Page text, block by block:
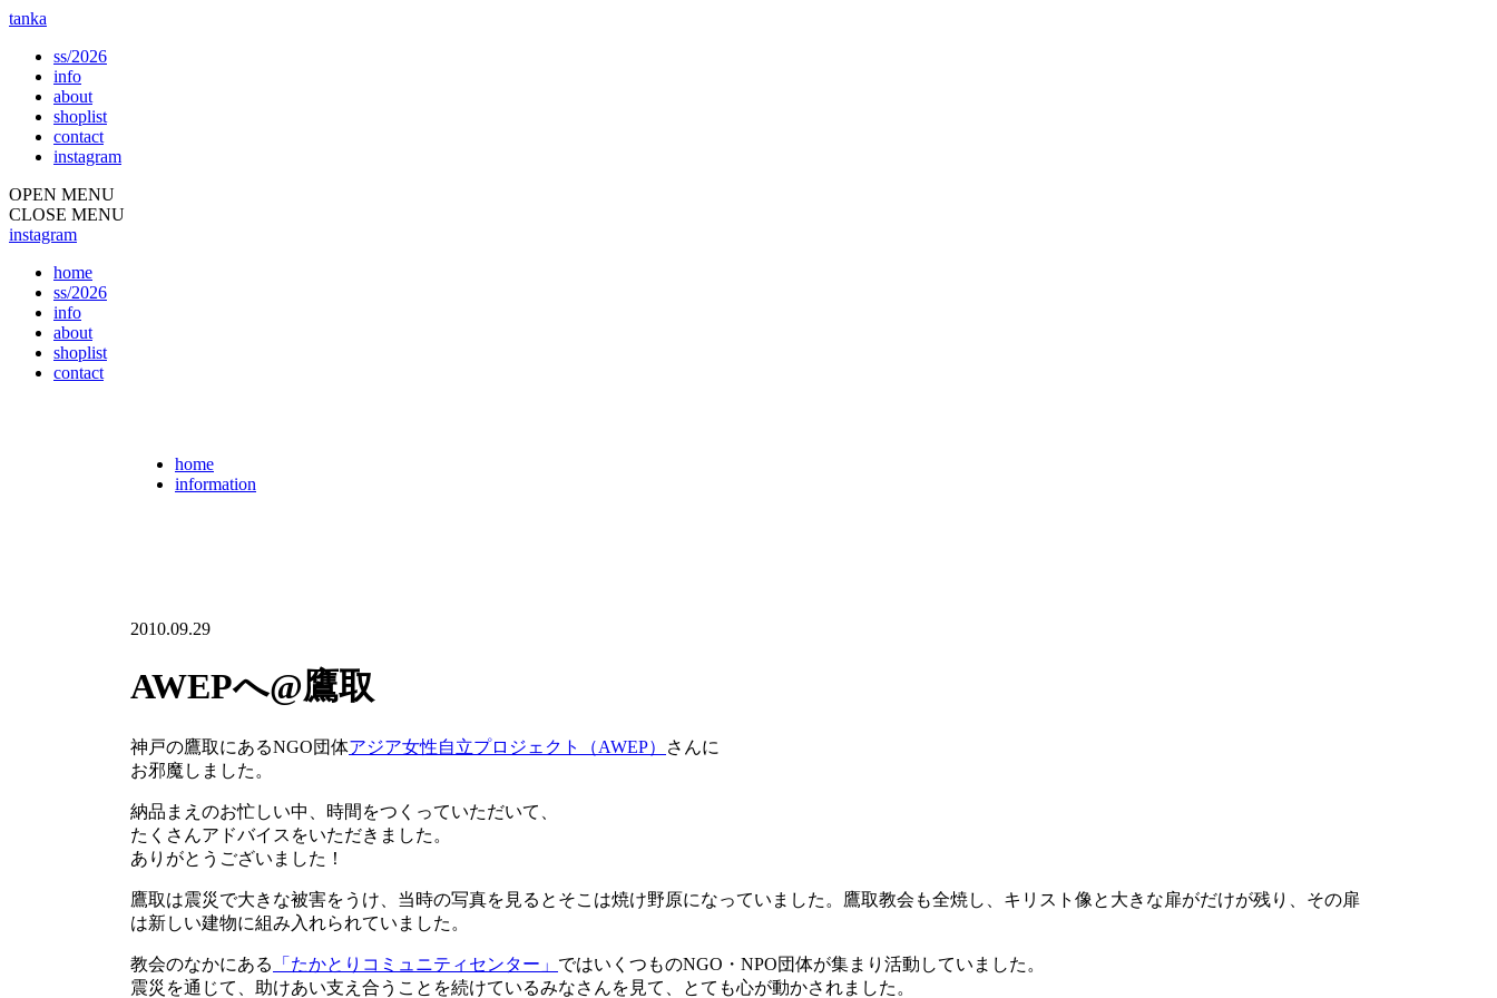
tanka
ss/2026
info
about
shoplist
contact
instagram
OPEN MENU
CLOSE MENU
instagram
home
ss/2026
info
about
shoplist
contact
home
information
2010.09.29
AWEPへ@鷹取
神戸の鷹取にあるNGO団体アジア女性自立プロジェクト（AWEP）
さんに
お邪魔しました。
納品まえのお忙しい中、時間をつくっていただいて、
たくさんアドバイスをいただきました。
ありがとうございました！
鷹取は震災で大きな被害をうけ、当時の写真を見るとそこは焼け野原になっていました。鷹取教会も全焼し、キリスト像と大きな扉がだけが残り、その扉
は新しい建物に組み入れられていました。
教会のなかにある 「たかとりコミュニティセンター」 ではいくつものNGO・NPO団体が集まり活動していました。
震災を通じて、助けあい支え合うことを続けているみなさんを見て、とても心が動かされました。